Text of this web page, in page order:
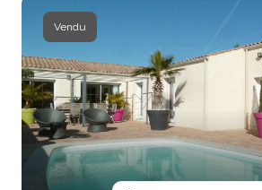
Alerte
e-
mails
Avis
clients
Cartes
Vendu